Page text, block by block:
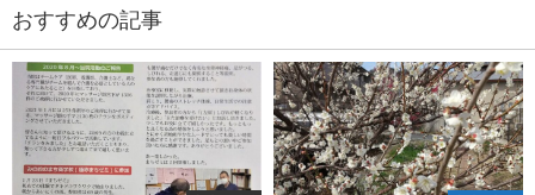
おすすめの記事